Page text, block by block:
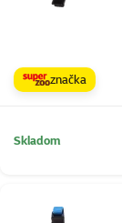
značka
Skladom